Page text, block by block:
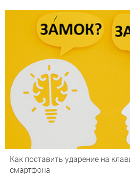
Как поставить ударение на
смартфона